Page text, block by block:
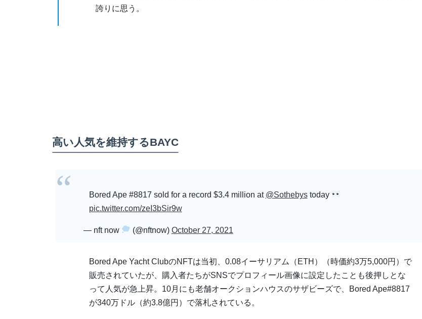
誇りに思う。
高い人気を維持するBAYC
Bored Ape #8817 sold for a record $3.4 million at @Sothebystoday
pic.twitter.com/zeI3bSir9w
— nft now (@nftnow) October 27, 2021
Bored Ape Yacht ClubのNFTは当初、0.08イーサリアム（ETH）（時価約3万5,000円）で
販売されていたが、購入者たちがSNSでプロフィール画像に設定したことも後押しとな
って人気が急上昇。10月にも老舗オークションハウスのサザビーズで、Bored Ape#8817
が340万ドル（約3.8億円）で落札されている。